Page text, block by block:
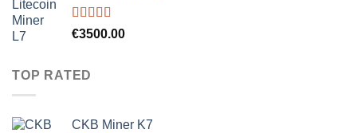
Rated5.00
€3500.00
TOP RATED
CKB Miner K7